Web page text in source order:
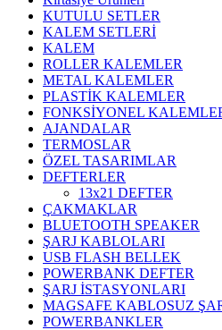
KUTULU SETLER
KALEM SETLERİ
KALEM
ROLLER KALEMLER
METAL KALEMLER
PLASTİK KALEMLER
FONKSİYONEL
AJANDALAR
TERMOSLAR
ÖZEL TASARIMLAR
DEFTERLER
13x21 DEFTER
ÇAKMAKLAR
BLUETOOTH SPEAKER
ŞARJ KABLOLARI
USB FLASH BELLEK
POWERBANK DEFTER
ŞARJ İSTASYONLARI
MAGSAFE KABLOSUZ
POWERBANKLER